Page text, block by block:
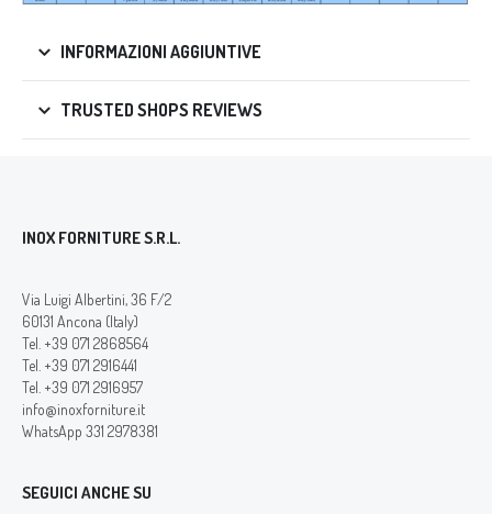
INFORMAZIONI AGGIUNTIVE
TRUSTED SHOPS REVIEWS
INOX FORNITURE S.R.L.
Via Luigi Albertini, 36 F/2
60131 Ancona (Italy)
Tel. +39 071 2868564
Tel. +39 071 2916441
Tel. +39 071 2916957
info@inoxforniture.it
WhatsApp 331 2978381
SEGUICI ANCHE SU